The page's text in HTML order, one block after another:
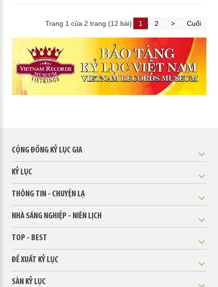
Trang 1 của 2 trang (12 bài) 1 2 > Cuối
CỘNG ĐỒNG KỶ LỤC GIA
KỶ LỤC
THÔNG TIN - CHUYỆN LẠ
NHÀ SÁNG NGHIỆP - NIÊN LỊCH
TOP - BEST
ĐỀ XUẤT KỶ LỤC
SÀN KỶ LỤC